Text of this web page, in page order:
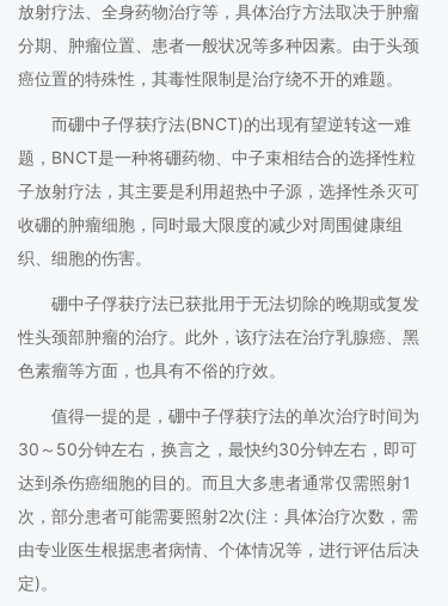
放射疗法、全身药物治疗等，具体治疗方法取决于肿瘤
分期、肿瘤位置、患者一般状况等多种因素。由于头颈
癌位置的特殊性，其毒性限制是治疗绕不开的难题。
而硼中子俘获疗法(BNCT)的出现有望逆转这一难
题，BNCT是一种将硼药物、中子束相结合的选择性粒
子放射疗法，其主要是利用超热中子源，选择性杀灭可
收硼的肿瘤细胞，同时最大限度的减少对周围健康组
织、细胞的伤害。
硼中子俘获疗法已获批用于无法切除的晚期或复发
性头颈部肿瘤的治疗。此外，该疗法在治疗乳腺癌、黑
色素瘤等方面，也具有不俗的疗效。
值得一提的是，硼中子俘获疗法的单次治疗时间为
30～50分钟左右，换言之，最快约30分钟左右，即可
达到杀伤癌细胞的目的。而且大多患者通常仅需照射1
次，部分患者可能需要照射2次(注：具体治疗次数，需
由专业医生根据患者病情、个体情况等，进行评估后决
定)。